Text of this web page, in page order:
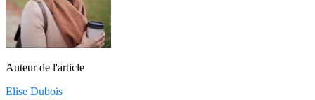
Auteur de l'article
Elise Dubois